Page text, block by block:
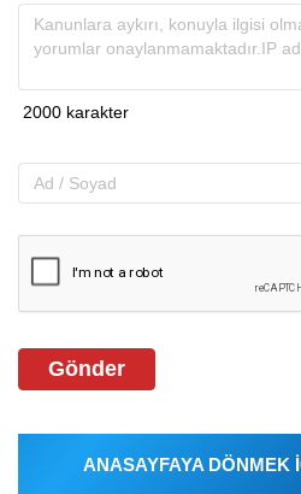
Gönder
ANASAYFAYA DÖNMEK